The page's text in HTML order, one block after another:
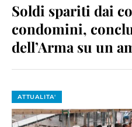
Soldi spariti dai
condomini,
dell’Arma su un
ATTUALITA'